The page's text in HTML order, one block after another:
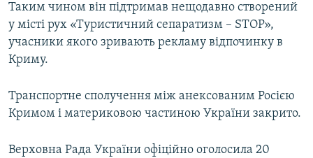
Таким чином він підтримав нещодавно створений
у місті рух «Туристичний сепаратизм – STOP»,
учасники якого зривають рекламу відпочинку в
Криму.
Транспортне сполучення між анексованим Росією
Кримом і материковою частиною України закрито.
Верховна Рада України офіційно оголосила 20